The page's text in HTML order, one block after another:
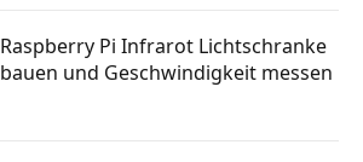
Raspberry Pi Infrarot Lichtschranke
bauen und Geschwindigkeit messen